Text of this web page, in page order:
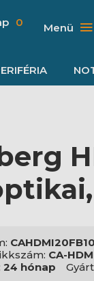
0 Menü
CA-
24 hónap